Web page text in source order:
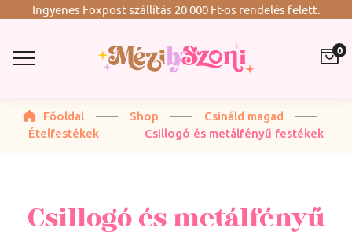
Ingyenes Foxpost szállítás 20 000 Ft-os rendelés felett.
0
Főoldal Shop
Csináld magad
Ételfestékek
Csillogó és metálfényű festékek
Csillogó és metálfényű